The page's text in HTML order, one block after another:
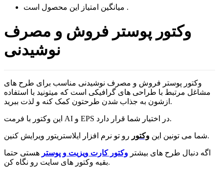
میانگین امتیاز این محصول است .
وکتور پوستر فروش و مصرف
نوشیدنی
وکتور پوستر فروش و مصرف نوشیدنی مناسب برای طرح های
مشاغل مرتبط با طراحی های گرافیکی است که میتونید با استفاده
ازشون به جذاب شدن طرحتون کمک کنه و لذت ببرید.
این وکتور با فرمت AI و EPS در اختیار شما قرار دارد.
شما می تونین این وکتور رو تو نرم افزار ایلاستریتور ویرایش کنین.
اگه دنبال طرح های بیشتر وکتور کارت ویزیت و پوستر هستی حتما
بقیه وکتور های سایت رو نگاه کن.